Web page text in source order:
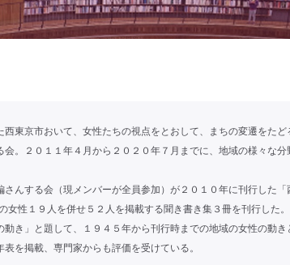
西東京市おいて、女性たちの視点をとおして、まちの変遷をたど
。２０１１年４月から２０２０年７月までに、地域の様々な分
んする会（現メンバーが全員参加）が２０１０年に刊行した「
性１９人を併せ５２人を掲載する聞き書き集３冊を刊行した。
き」と題して、１９４５年から刊行時までの地域の女性の動き
を掲載、専門家からも評価を受けている。